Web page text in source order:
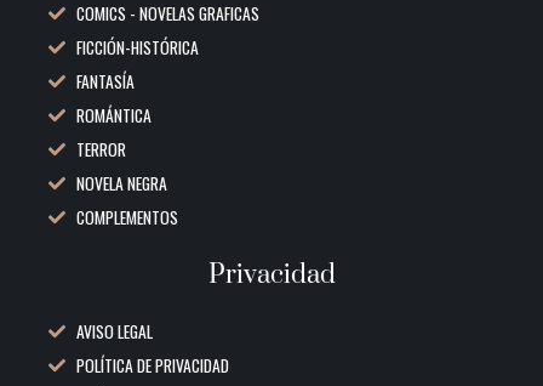
COMICS - NOVELAS GRAFICAS
FICCIÓN-HISTÓRICA
FANTASÍA
ROMÁNTICA
TERROR
NOVELA NEGRA
COMPLEMENTOS
Privacidad
AVISO LEGAL
POLÍTICA DE PRIVACIDAD